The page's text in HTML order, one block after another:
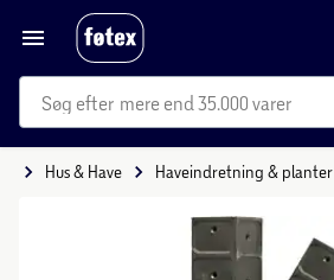
mere end 35.000 varer
Hus & Have Haveindretning & planter